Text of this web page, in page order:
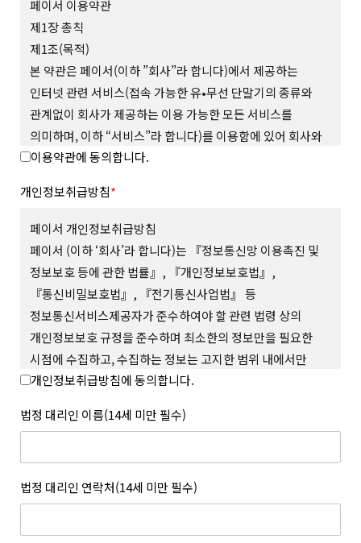
페이서 이용약관
제1장 총칙
제1조(목적)
본 약관은 페이서(이하 ”회사”라 합니다)에서 제공하는
인터넷 관련 서비스(접속 가능한 유•무선 단말기의 종류와
관계없이 회사가 제공하는 이용 가능한 모든 서비스를
의미하며, 이하 “서비스”라 합니다)를 이용함에 있어 회사와
회원의 권리와 의무, 책임사항을 규정함을 그 목적으로
제 2 조 (용어의 정의)
본 약관에서 사용하는 용어의 정의는 다음과 같습니다.
1. “사이트”란 회사가 재화 또는 서비스(이하 “상품 등”이라
합니다)를 회원에게 제공하기 위하여 컴퓨터 등 정보통신설비를
이용하여 상품 등을 거래할 수 있도록 설정한 가상의 영업장을
말하며 회사가 모바일 환경에서 서비스하는 모바일 웹과 앱을
포함합니다.
2. “회원”이라 함은 사이트에서 정한 소정의 절차를 거쳐
회원가입을 한 자로서, 약관에 따라 회사가 제공하는 서비스를
이용할 수 있는 자를 말합니다.
3. “아이디(ID)”라 함은 회원의 식별과 서비스의 이용을 위하여
서비스 연동을 통해 수집된 전자우편주소를 말합니다.
권익 및 비밀보호를 위하여 회원 스스로가 설정하여 사이트에
등록한 문자와 숫자의 조합을 말합니다.
이용약관에 동의합니다.
개인정보취급방침*
페이서 개인정보취급방침
페이서 (이하 ‘회사’라 합니다)는 『정보통신망 이용촉진 및
정보보호 등에 관한 법률』, 『개인정보보호법』,
『통신비밀보호법』, 『전기통신사업법』 등
정보통신서비스제공자가 준수하여야 할 관련 법령 상의
개인정보보호 규정을 준수하며 최소한의 정보만을 필요한
시점에 수집하고, 수집하는 정보는 고지한 범위 내에서만
사용하며, 사전 동의 없이 그 범위를 초과하여 이용하거나
있습니다.
어떠한 용도와 방식으로 이용되고 있으며, 개인정보보호를 위해
어떠한 조치가 취해지고 있는지 알려드리고 개인정보취급방침을
개정하는 경우 개정 이유 및 내용에 관하여 웹사이트 및 전자우편
보호하고 있습니다.
개인정보취급방침에 동의합니다.
법정 대리인 이름(14세 미만 필수)
법정 대리인 연락처(14세 미만 필수)